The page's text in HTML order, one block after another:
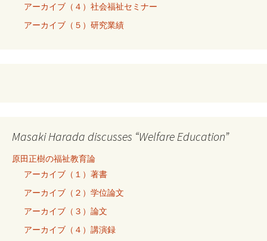
アーカイブ（４）社会福祉セミナー
アーカイブ（５）研究業績
Masaki Harada discusses “Welfare Education”
原田正樹の福祉教育論
アーカイブ（１）著書
アーカイブ（２）学位論文
アーカイブ（３）論文
アーカイブ（４）講演録